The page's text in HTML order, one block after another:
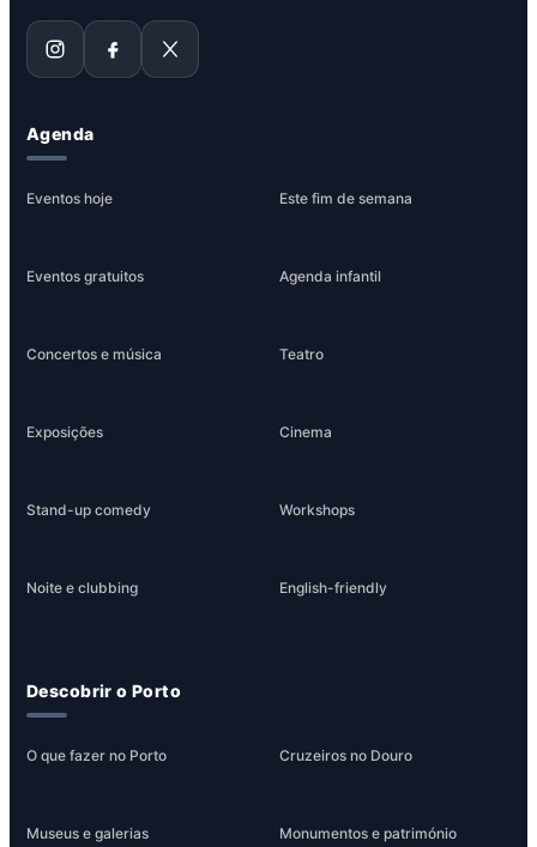
Agenda
Eventos hoje Este fim de semana
Eventos gratuitos Agenda infantil
Concertos e música Teatro
Exposições Cinema
Stand-up comedy Workshops
Noite e clubbing English-friendly
Descobrir o Porto
O que fazer no Porto Cruzeiros no Douro
Museus e galerias Monumentos e património